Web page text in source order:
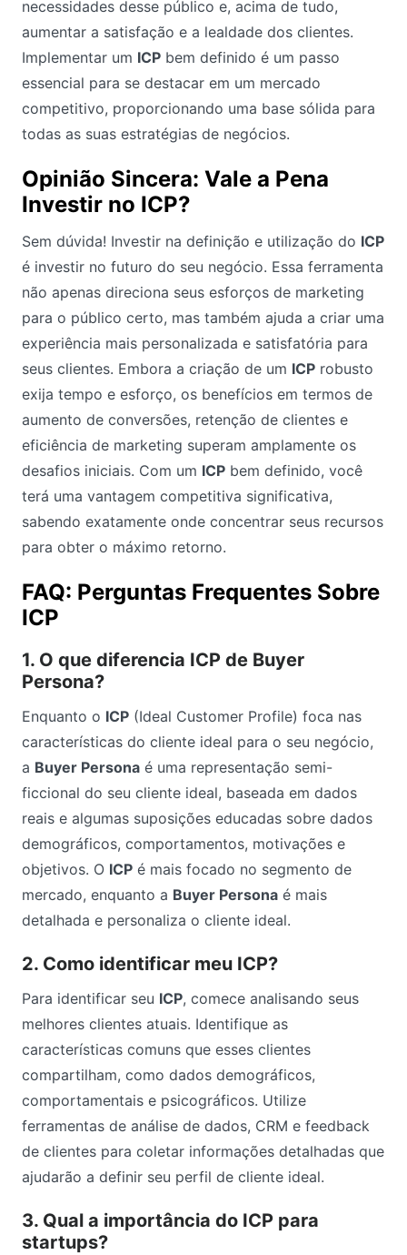
necessidades desse público e, acima de tudo,
aumentar a satisfação e a lealdade dos clientes.
Implementar um ICP bem definido é um passo
essencial para se destacar em um mercado
competitivo, proporcionando uma base sólida para
todas as suas estratégias de negócios.
Opinião Sincera: Vale a Pena
Investir no ICP?
Sem dúvida! Investir na definição e utilização do ICP
é investir no futuro do seu negócio. Essa ferramenta
não apenas direciona seus esforços de marketing
para o público certo, mas também ajuda a criar uma
experiência mais personalizada e satisfatória para
seus clientes. Embora a criação de um ICP robusto
exija tempo e esforço, os benefícios em termos de
aumento de conversões, retenção de clientes e
eficiência de marketing superam amplamente os
desafios iniciais. Com um ICP bem definido, você
terá uma vantagem competitiva significativa,
sabendo exatamente onde concentrar seus recursos
para obter o máximo retorno.
FAQ: Perguntas Frequentes Sobre
ICP
1. O que diferencia ICP de Buyer
Persona?
Enquanto o ICP (Ideal Customer Profile) foca nas
características do cliente ideal para o seu negócio,
a Buyer Persona é uma representação semi-
ficcional do seu cliente ideal, baseada em dados
reais e algumas suposições educadas sobre dados
demográficos, comportamentos, motivações e
objetivos. O ICP é mais focado no segmento de
mercado, enquanto a Buyer Persona é mais
detalhada e personaliza o cliente ideal.
2. Como identificar meu ICP?
Para identificar seu ICP, comece analisando seus
melhores clientes atuais. Identifique as
características comuns que esses clientes
compartilham, como dados demográficos,
comportamentais e psicográficos. Utilize
ferramentas de análise de dados, CRM e feedback
de clientes para coletar informações detalhadas que
ajudarão a definir seu perfil de cliente ideal.
3. Qual a importância do ICP para
startups?